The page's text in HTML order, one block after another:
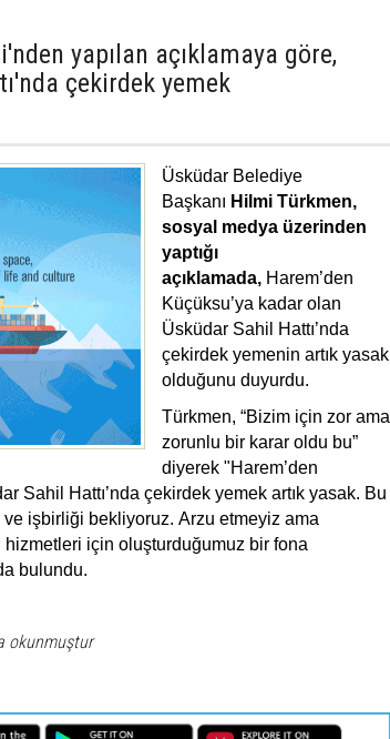
yapılan açıklamaya göre,
çekirdek yemek
Üsküdar Belediye
Başkanı Hilmi Türkmen,
sosyal medya üzerinden
yaptığı
açıklamada, Harem’den
Küçüksu’ya kadar olan
Üsküdar Sahil Hattı’nda
çekirdek yemenin artık yasak
olduğunu duyurdu.
Türkmen, “Bizim için zor ama
zorunlu bir karar oldu bu”
diyerek "Harem’den
Sahil Hattı’nda çekirdek yemek artık yasak. Bu
ve işbirliği bekliyoruz. Arzu etmeyiz ama
hizmetleri için oluşturduğumuz bir fona
bulundu.
okunmuştur